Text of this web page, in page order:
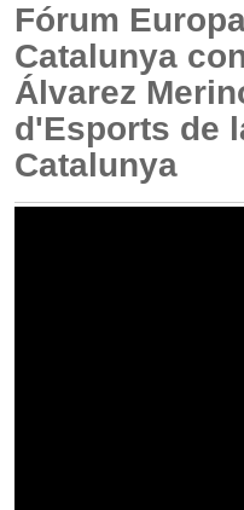
Fórum
Catalunya
Álvarez
d'Esports de
Catalunya